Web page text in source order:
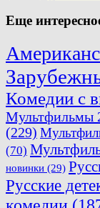
Еще
Комедии с
Мультфильмы
(229)
(70)
новинки (29)
Русские